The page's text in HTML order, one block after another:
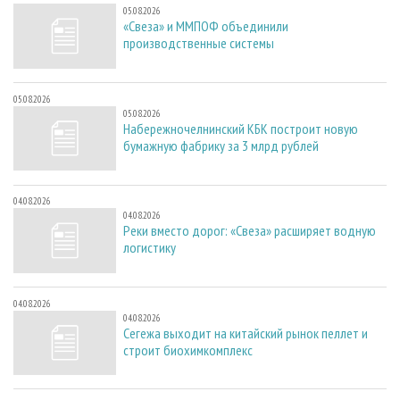
05.08.2026
«Свеза» и ММПОФ объединили
производственные системы
05.08.2026
05.08.2026
Набережночелнинский КБК построит новую
бумажную фабрику за 3 млрд рублей
04.08.2026
04.08.2026
Реки вместо дорог: «Свеза» расширяет водную
логистику
04.08.2026
04.08.2026
Сегежа выходит на китайский рынок пеллет и
строит биохимкомплекс